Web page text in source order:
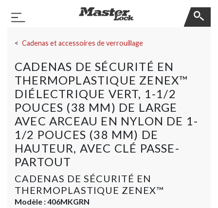
Basculer la navigation
Cadenas et accessoires de verrouillage
CADENAS DE SÉCURITÉ EN
THERMOPLASTIQUE ZENEX™
DIÉLECTRIQUE VERT, 1-1/2
POUCES (38 MM) DE LARGE
AVEC ARCEAU EN NYLON DE 1-
1/2 POUCES (38 MM) DE
HAUTEUR, AVEC CLÉ PASSE-
PARTOUT
CADENAS DE SÉCURITÉ EN
THERMOPLASTIQUE ZENEX™
Modèle :406MKGRN